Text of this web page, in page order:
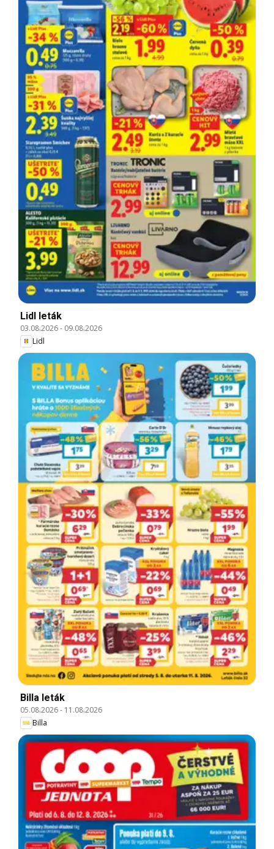
Lidl leták
03.08.2026- 09.08.2026
Lidl
Billa leták
05.08.2026- 11.08.2026
Billa